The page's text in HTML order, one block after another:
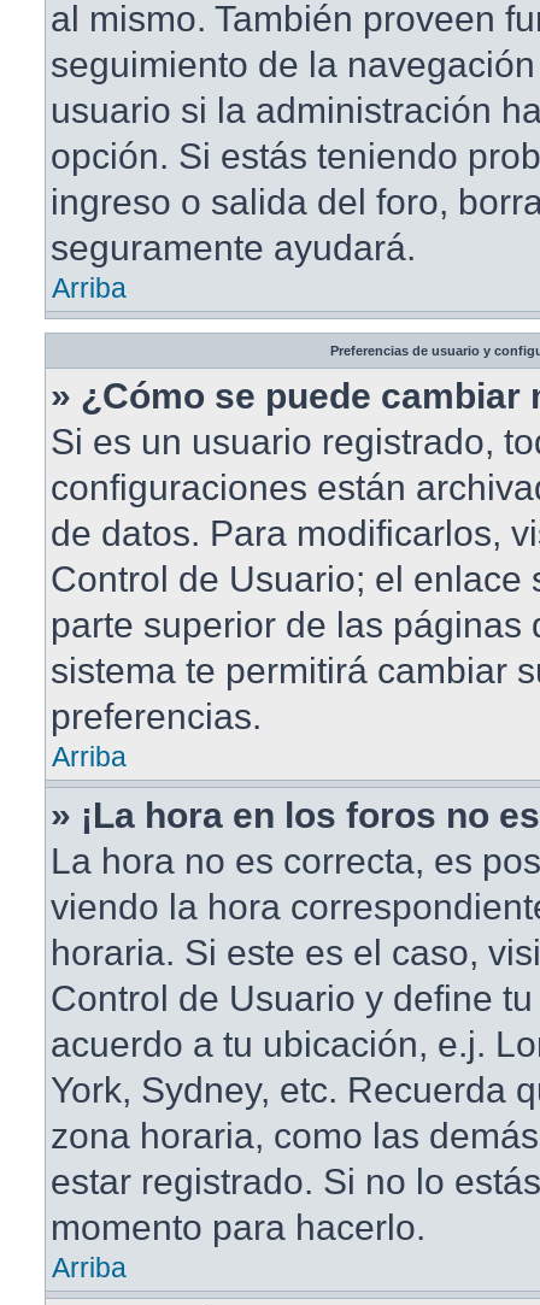
al mismo. También proveen
seguimiento de la
usuario si la administración
opción. Si estás teniendo
ingreso o salida del foro,
seguramente ayudará.
Arriba
Preferencias de usuario y
» ¿Cómo se puede
Si es un usuario registrado,
configuraciones están
de datos. Para modificarlos,
Control de Usuario; el enlace
parte superior de las páginas
sistema te permitirá cambiar
preferencias.
Arriba
» ¡La hora en los foros no
La hora no es correcta, es
viendo la hora
horaria. Si este es el caso,
Control de Usuario y define
acuerdo a tu ubicación, e.j.
York, Sydney, etc. Recuerda
zona horaria, como las
estar registrado. Si no lo
momento para hacerlo.
Arriba